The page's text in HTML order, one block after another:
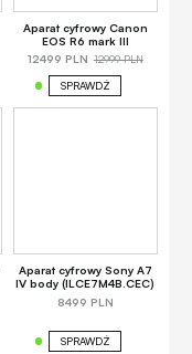
Aparat cyfrowy Canon
EOS R6 mark III
12499 PLN 12999 PLN
SPRAWDŹ
Aparat cyfrowy Sony A7
IV body (ILCE7M4B.CEC)
8499 PLN
SPRAWDŹ